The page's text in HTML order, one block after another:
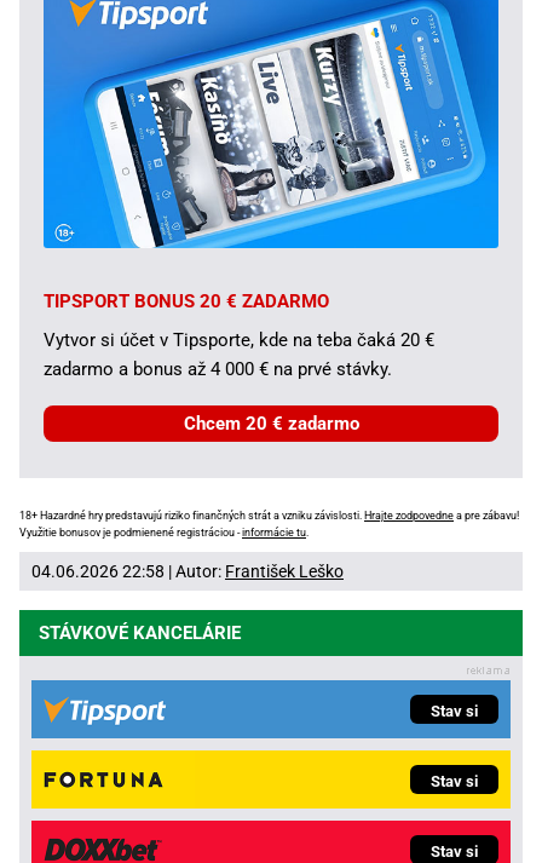
TIPSPORT BONUS 20 € ZADARMO
Vytvor si účet v Tipsporte, kde na teba čaká 20 €
zadarmo a bonus až 4 000 € na prvé stávky.
Chcem 20 € zadarmo
18+ Hazardné hry predstavujú riziko finančných strát a vzniku závislosti. Hrajte zodpovedne a pre zábavu!
Využitie bonusov je podmienené registráciou -informácie tu
04.06.2026 22:58 | Autor: František Leško
STÁVKOVÉ KANCELÁRIE
Stav si
Stav si
Stav si